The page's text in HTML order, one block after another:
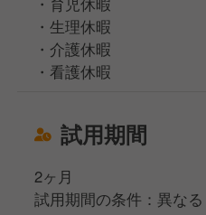
・生理休暇
・介護休暇
・看護休暇
試用期間
2ヶ月
試用期間の条件：異なる